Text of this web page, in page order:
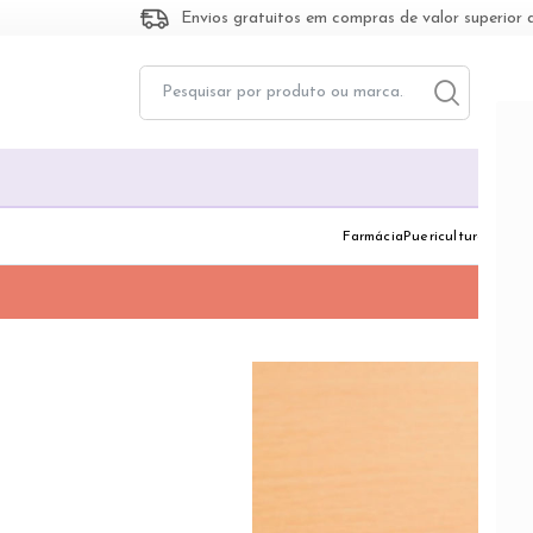
Envios gratuitos em compras de valor
FarmáciaToggle
Puericultura